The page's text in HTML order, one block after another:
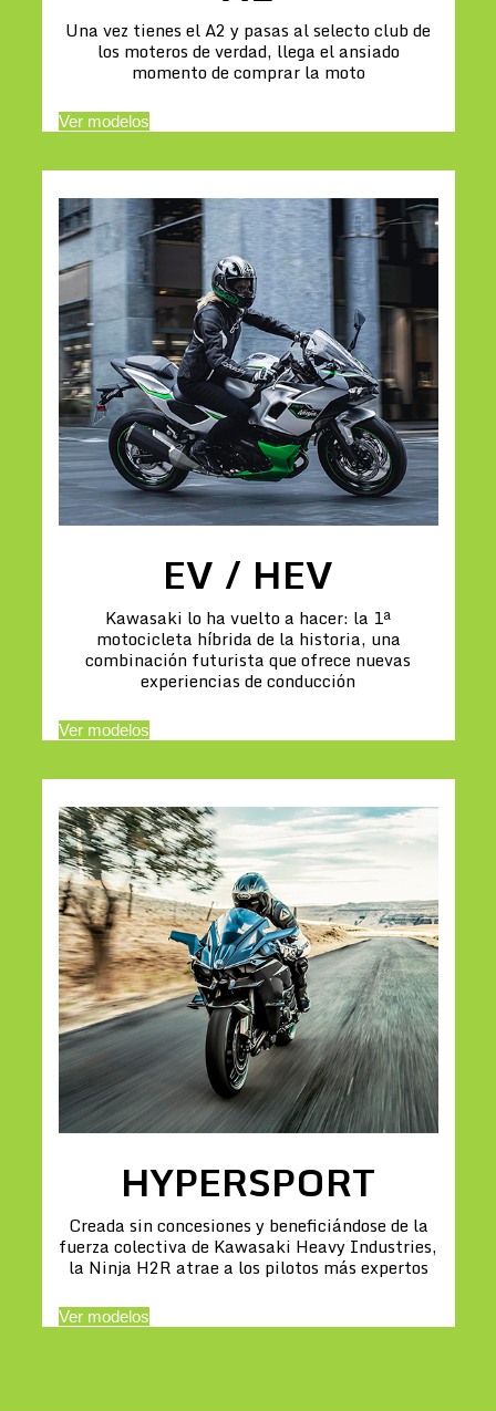
Una vez tienes el A2 y pasas al selecto club de
los moteros de verdad, llega el ansiado
momento de comprar la moto
Ver modelos
EV / HEV
Kawasaki lo ha vuelto a hacer: la 1ª
motocicleta híbrida de la historia, una
combinación futurista que ofrece nuevas
experiencias de conducción
Ver modelos
HYPERSPORT
Creada sin concesiones y beneficiándose de la
fuerza colectiva de Kawasaki Heavy Industries,
la Ninja H2R atrae a los pilotos más expertos
Ver modelos